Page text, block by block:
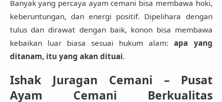
Banyak yang percaya ayam cemani bisa membawa hoki,
keberuntungan, dan energi positif. Dipelihara dengan
tulus dan dirawat dengan baik, konon bisa membawa
kebaikan luar biasa sesuai hukum alam:apa yang
ditanam, itu yang akan dituai.
Ishak Juragan Cemani – Pusat
Ayam Cemani Berkualitas